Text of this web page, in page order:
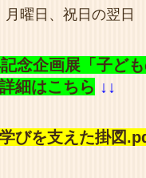
月曜日、祝日の翌日
念企画展「子ど
細はこちら ↓↓
びを支えた掛図